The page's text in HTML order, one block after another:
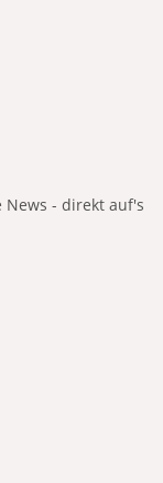
- direkt auf's